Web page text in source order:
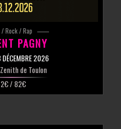
/ Rock / Rap
PAGNY
2026
de Toulon
/ 82€